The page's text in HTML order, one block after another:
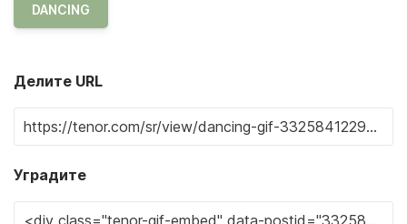
DANCING
Делите URL
Уградите